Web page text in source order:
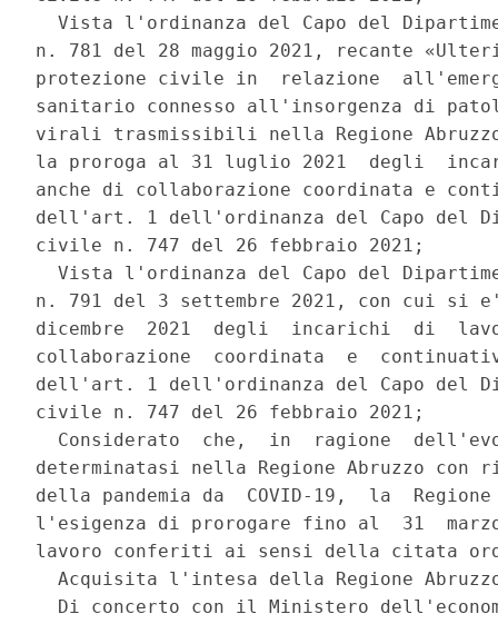
Vista l'ordinanza del Capo del
n. 781 del 28 maggio 2021, recante
protezione civile in  relazione
sanitario connesso all'insorgenza di
virali trasmissibili nella Regione
la proroga al 31 luglio 2021  degli
anche di collaborazione coordinata e
dell'art. 1 dell'ordinanza del Capo del
civile n. 747 del 26 febbraio 2021;
Vista l'ordinanza del Capo del
n. 791 del 3 settembre 2021, con cui si
dicembre  2021  degli  incarichi  di
collaborazione  coordinata  e
dell'art. 1 dell'ordinanza del Capo del
civile n. 747 del 26 febbraio 2021;
Considerato  che,  in  ragione
determinatasi nella Regione Abruzzo
della pandemia da  COVID-19,  la
l'esigenza di prorogare fino al  31
lavoro conferiti ai sensi della citata
Acquisita l'intesa della Regione
Di concerto con il Ministero